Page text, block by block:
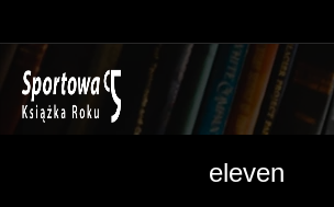
eleven